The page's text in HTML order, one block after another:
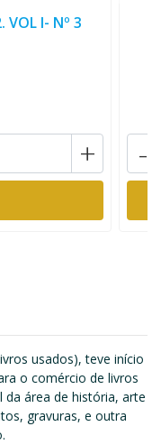
VOL I- Nº 3
+ -
usados), teve início
o comércio de livros
área de história, arte
gravuras, e outra